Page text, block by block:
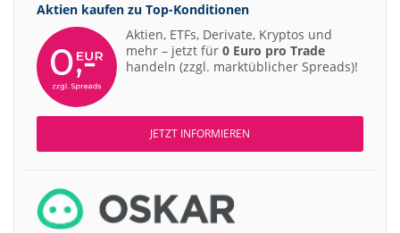
Aktien kaufen zu Top-Konditionen
Aktien, ETFs, Derivate, Kryptos und
mehr – jetzt für 0 Euro pro Trade
handeln (zzgl. marktüblicher Spreads)!
JETZT INFORMIEREN